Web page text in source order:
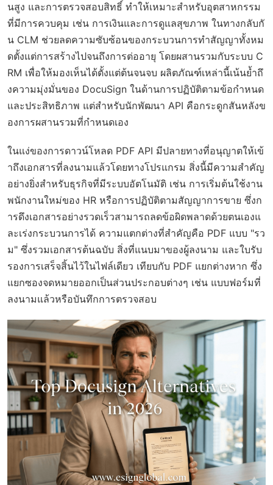
นสูง และการตรวจสอบสิทธิ์ ทำให้เหมาะสำหรับอุตสาหกรรม
ที่มีการควบคุม เช่น การเงินและการดูแลสุขภาพ ในทางกลับกั
น CLM ช่วยลดความซับซ้อนของกระบวนการทำสัญญาทั้งหม
ดตั้งแต่การสร้างไปจนถึงการต่ออายุ โดยผสานรวมกับระบบ C
RM เพื่อให้มองเห็นได้ตั้งแต่ต้นจนจบ ผลิตภัณฑ์เหล่านี้เน้นย้ำถึ
งความมุ่งมั่นของ DocuSign ในด้านการปฏิบัติตามข้อกำหนด
และประสิทธิภาพ แต่สำหรับนักพัฒนา API คือกระดูกสันหลังข
องการผสานรวมที่กำหนดเอง
ในแง่ของการดาวน์โหลด PDF API มีปลายทางที่อนุญาตให้เข้
าถึงเอกสารที่ลงนามแล้วโดยทางโปรแกรม สิ่งนี้มีความสำคัญ
อย่างยิ่งสำหรับธุรกิจที่มีระบบอัตโนมัติ เช่น การเริ่มต้นใช้งาน
พนักงานใหม่ของ HR หรือการปฏิบัติตามสัญญาการขาย ซึ่งก
ารดึงเอกสารอย่างรวดเร็วสามารถลดข้อผิดพลาดด้วยตนเองแ
ละเร่งกระบวนการได้ ความแตกต่างที่สำคัญคือ PDF แบบ "รว
ม" ซึ่งรวมเอกสารต้นฉบับ สิ่งที่แนบมาของผู้ลงนาม และใบรับ
รองการเสร็จสิ้นไว้ในไฟล์เดียว เทียบกับ PDF แยกต่างหาก ซึ่ง
แยกซองจดหมายออกเป็นส่วนประกอบต่างๆ เช่น แบบฟอร์มที่
ลงนามแล้วหรือบันทึกการตรวจสอบ